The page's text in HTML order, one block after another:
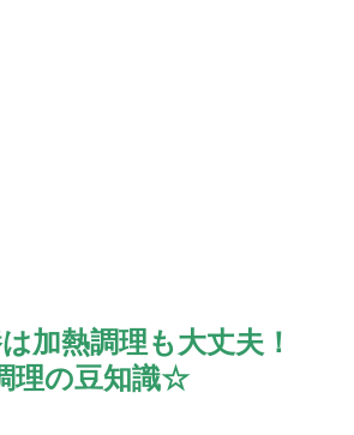
加熱調理も大丈夫！
理の豆知識☆